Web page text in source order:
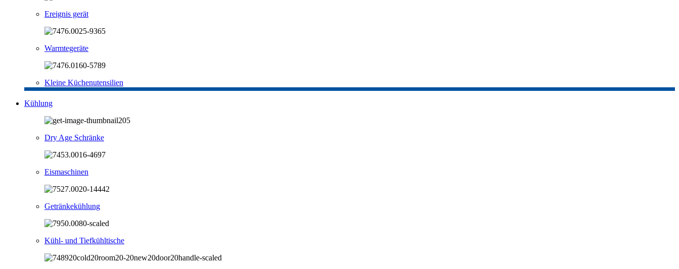
Ereignis gerät
Warmtegeräte
Kleine Küchenutensilien
Kühlung
Dry Age Schränke
Eismaschinen
Getränkekühlung
Kühl- und Tiefkühltische